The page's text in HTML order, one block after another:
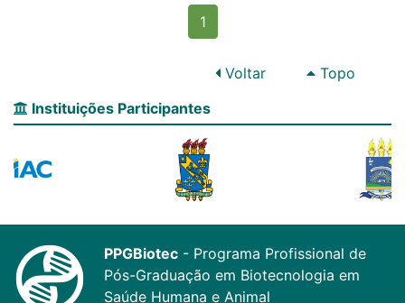
1(current)
Voltar
Topo
Instituições Participantes
PPGBiotec - Programa Profissional de
Pós-Graduação em Biotecnologia em
Saúde Humana e Animal